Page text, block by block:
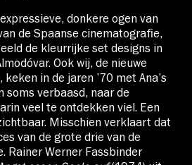
donkere ogen van
de Spaanse cinematografie,
de kleurrijke set designs in
Ook wij, de nieuwe
in de jaren ’70 met Ana’s
soms verbaasd, naar de
veel te ontdekken viel. Een
Misschien verklaart dat
van de grote drie van de
Rainer Werner Fassbinder